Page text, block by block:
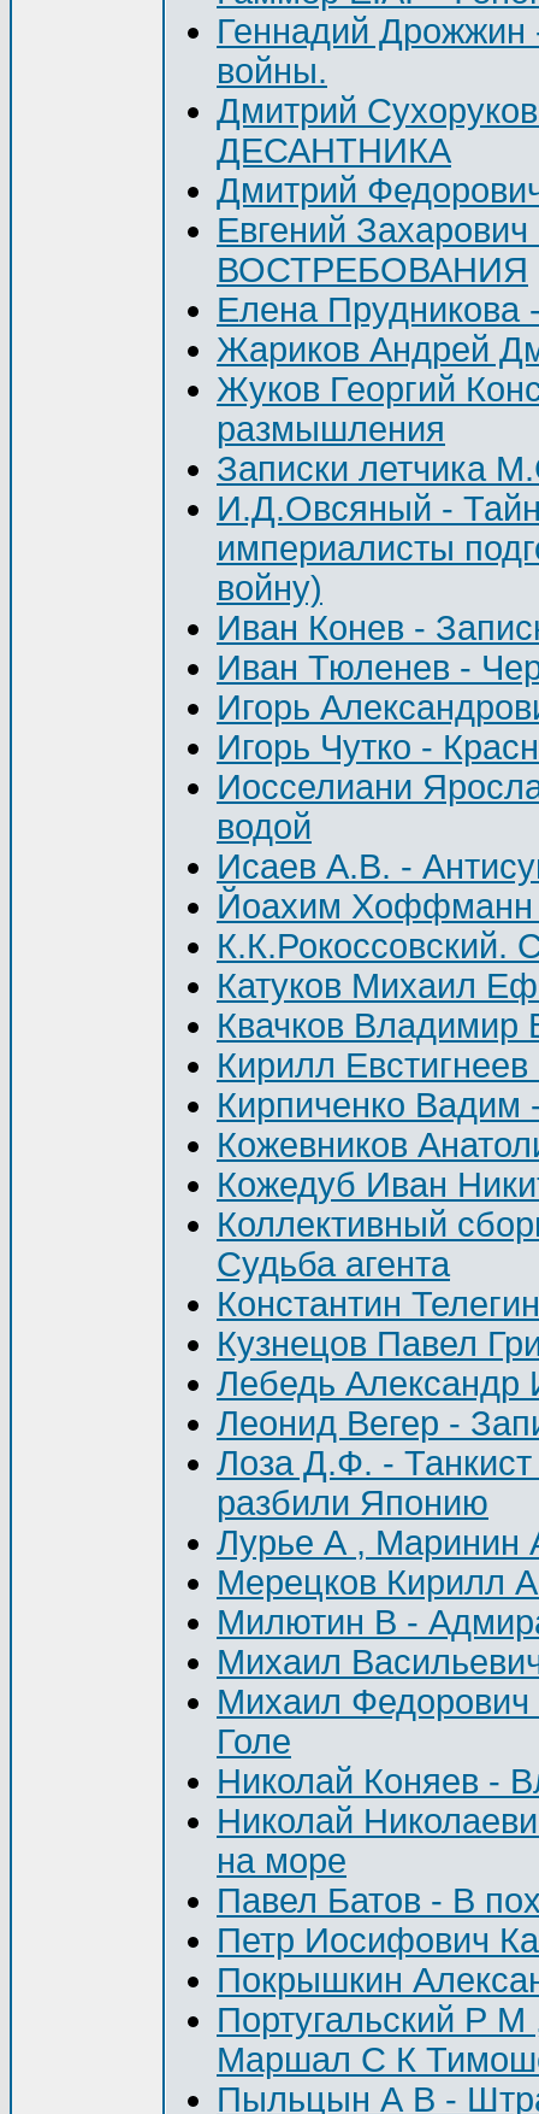
Геннадий
войны.
Дмитрий
ДЕСАНТНИКА
Дмитрий
Евгений
ВОСТРЕБОВАНИЯ
Елена Прудникова
Жариков Андрей
Жуков Георгий
размышления
Записки летчика
И.Д.Овсяный -
империалисты
войну)
Иван Конев -
Иван Тюленев -
Игорь
Игорь Чутко -
Иосселиани
водой
Исаев А.В. -
Йоахим Хоффманн
К.К.Рокоссовский.
Катуков Михаил
Квачков Владимир
Кирилл
Кирпиченко
Кожевников
Кожедуб Иван
Коллективный
Судьба агента
Константин
Кузнецов Павел
Лебедь Александр
Леонид Вегер -
Лоза Д.Ф. -
разбили Японию
Лурье А , Маринин
Мерецков Кирилл
Милютин В -
Михаил
Михаил Федорович
Голе
Николай Коняев -
Николай
на море
Павел Батов - В
Петр Иосифович
Покрышкин
Португальский Р
Маршал С К
Пыльцын А В -